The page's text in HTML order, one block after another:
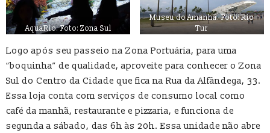
AquaRio. Foto: Zona Sul
Museu do Amanhã. Foto: Rio
Tur
Logo após seu passeio na Zona Portuária, para uma
“boquinha” de qualidade, aproveite para conhecer o Zona
Sul do Centro da Cidade que fica na Rua da Alfândega, 33.
Essa loja conta com serviços de consumo local como
café da manhã, restaurante e pizzaria, e funciona de
segunda a sábado, das 6h às 20h. Essa unidade não abre